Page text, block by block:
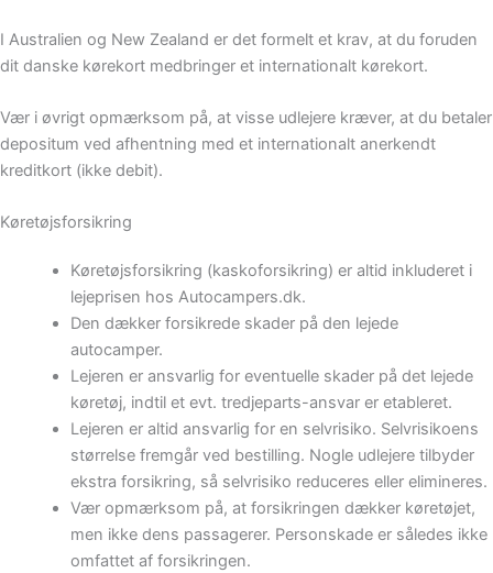
I Australien og New Zealand er det formelt et krav, at du foruden
dit danske kørekort medbringer et internationalt kørekort.
Vær i øvrigt opmærksom på, at visse udlejere kræver, at du betaler
depositum ved afhentning med et internationalt anerkendt
kreditkort (ikke debit).
Køretøjsforsikring
Køretøjsforsikring (kaskoforsikring) er altid inkluderet i
lejeprisen hos Autocampers.dk.
Den dækker forsikrede skader på den lejede
autocamper.
Lejeren er ansvarlig for eventuelle skader på det lejede
køretøj, indtil et evt. tredjeparts-ansvar er etableret.
Lejeren er altid ansvarlig for en selvrisiko. Selvrisikoens
størrelse fremgår ved bestilling. Nogle udlejere tilbyder
ekstra forsikring, så selvrisiko reduceres eller elimineres.
Vær opmærksom på, at forsikringen dækker køretøjet,
men ikke dens passagerer. Personskade er således ikke
omfattet af forsikringen.